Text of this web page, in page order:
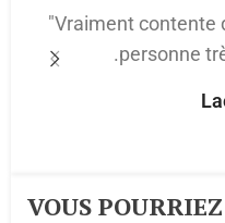
"Vraiment contente
.personne
VOUS